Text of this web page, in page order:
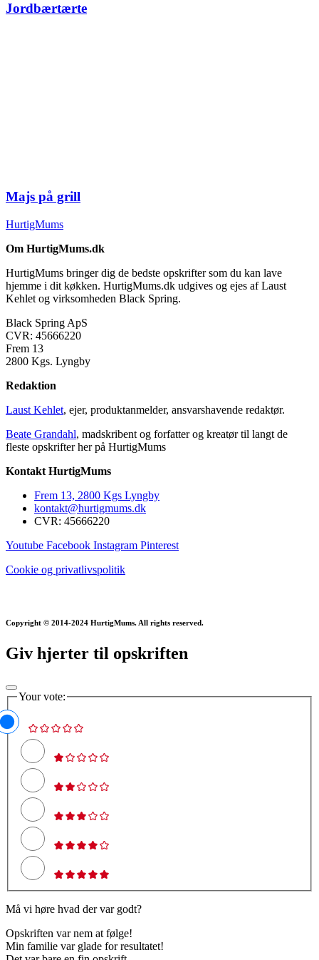
Jordbærtærte
Majs på grill
HurtigMums
Om HurtigMums.dk
HurtigMums bringer dig de bedste opskrifter som du kan lave
hjemme i dit køkken. HurtigMums.dk udgives og ejes af Laust
Kehlet og virksomheden Black Spring.
Black Spring ApS
CVR: 45666220
Frem 13
2800 Kgs. Lyngby
Redaktion
Laust Kehlet, ejer, produktanmelder, ansvarshavende redaktør.
Beate Grandahl, madskribent og forfatter og kreatør til langt de
fleste opskrifter her på HurtigMums
Kontakt HurtigMums
Frem 13, 2800 Kgs Lyngby
kontakt@hurtigmums.dk
CVR: 45666220
Youtube Facebook Instagram Pinterest
Cookie og privatlivspolitik
Copyright © 2014-2024 HurtigMums. All rights reserved.
Giv hjerter til opskriften
Your vote:
Må vi høre hvad der var godt?
Opskriften var nem at følge!
Min familie var glade for resultatet!